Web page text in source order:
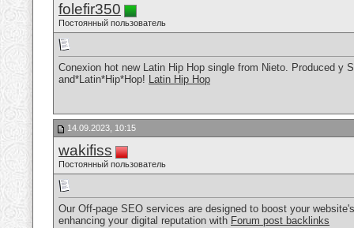
folefir350
Постоянный пользователь
Conexion hot new Latin Hip Hop single from Nieto. Produced y
and*Latin*Hip*Hop! Latin Hip Hop
14.09.2023, 10:15
wakifiss
Постоянный пользователь
Our Off-page SEO services are designed to boost your
enhancing your digital reputation with Forum post backlinks